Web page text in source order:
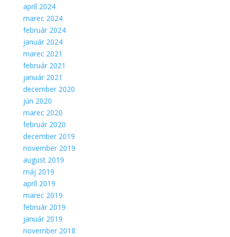
apríl 2024
marec 2024
február 2024
január 2024
marec 2021
február 2021
január 2021
december 2020
jún 2020
marec 2020
február 2020
december 2019
november 2019
august 2019
máj 2019
apríl 2019
marec 2019
február 2019
január 2019
november 2018
fungovanie
webovej
stránky.
Štatistiky
Aby sme
mohli
zlepšiť
funkčnosť
štruktúru
webovej
stránky na
spôsobu
používania
webovej
stránky.